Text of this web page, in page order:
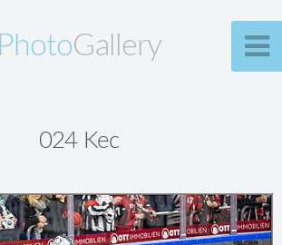
PhotoGallery
024 Kec